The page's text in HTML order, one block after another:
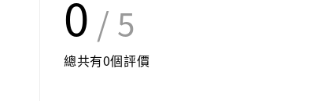
0 / 5
總共有0個評價